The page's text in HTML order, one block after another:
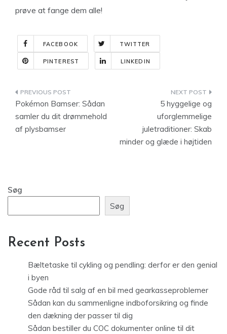
prøve at fange dem alle!
FACEBOOK TWITTER
PINTEREST LINKEDIN
Indlægsnavigation
Pokémon Bamser: Sådan
samler du dit drømmehold
af plysbamser
5 hyggelige og
uforglemmelige
juletraditioner: Skab
minder og glæde i højtiden
Søg
Søg
Recent Posts
Bæltetaske til cykling og pendling: derfor er den genial
i byen
Gode råd til salg af en bil med gearkasseproblemer
Sådan kan du sammenligne indboforsikring og finde
den dækning der passer til dig
Sådan bestiller du COC dokumenter online til dit